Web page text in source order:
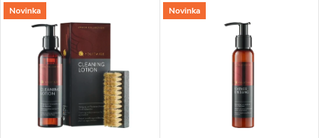
Nejdražší
Abecedně
V
Novinka Novinka